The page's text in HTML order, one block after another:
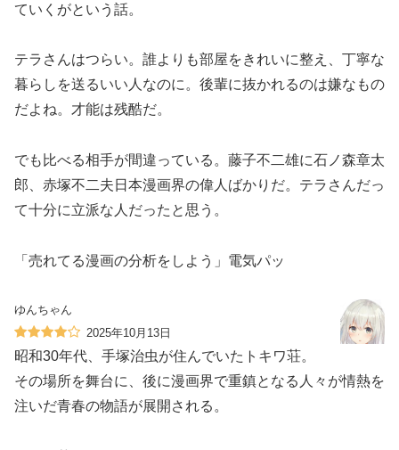
ていくがという話。
テラさんはつらい。誰よりも部屋をきれいに整え、丁寧な
暮らしを送るいい人なのに。後輩に抜かれるのは嫌なもの
だよね。才能は残酷だ。
でも比べる相手が間違っている。藤子不二雄に石ノ森章太
郎、赤塚不二夫日本漫画界の偉人ばかりだ。テラさんだっ
て十分に立派な人だったと思う。
「売れてる漫画の分析をしよう」電気パッ
ゆんちゃん
2025年10月13日
昭和30年代、手塚治虫が住んでいたトキワ荘。
その場所を舞台に、後に漫画界で重鎮となる人々が情熱を
注いだ青春の物語が展開される。